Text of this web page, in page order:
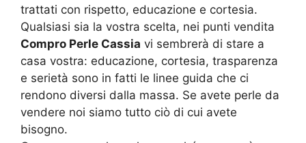
trattati con rispetto, educazione e cortesia.
Qualsiasi sia la vostra scelta, nei punti vendita
Compro Perle Cassia vi sembrerà di stare a
casa vostra: educazione, cortesia, trasparenza
e serietà sono in fatti le linee guida che ci
rendono diversi dalla massa. Se avete perle da
vendere noi siamo tutto ciò di cui avete
bisogno.